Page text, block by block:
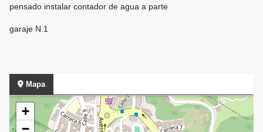
pensado instalar contador de agua a parte
garaje N.1
Mapa
+
−